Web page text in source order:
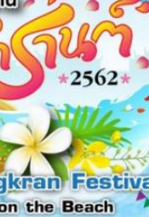
Phi Phi et des